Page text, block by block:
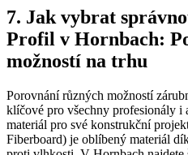
7. Jak vybrat
Profil v Hornbach:
možností na trhu
Porovnání různých možností
klíčové pro všechny profesionály i
materiál pro své konstrukční
Fiberboard) je oblíbený materiál